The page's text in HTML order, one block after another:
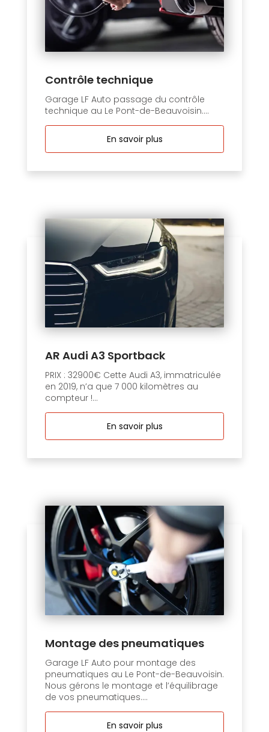
Contrôle technique
Garage LF Auto passage du contrôle
technique au Le Pont-de-Beauvoisin....
En savoir plus
AR Audi A3 Sportback
PRIX : 32900€ Cette Audi A3, immatriculée
en 2019, n’a que 7 000 kilomètres au
compteur !...
En savoir plus
Montage des pneumatiques
Garage LF Auto pour montage des
pneumatiques au Le Pont-de-Beauvoisin.
Nous gérons le montage et l’équilibrage
de vos pneumatiques....
En savoir plus